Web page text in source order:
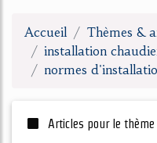
Accueil
Thèmes &
installation
normes
Articles pour le